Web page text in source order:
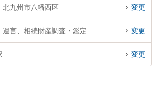
事務所の山下 拓也弁護士、おばら総合法律事務所の堀
談したい』『相続財産調査・鑑定のトラブル解決の実
検索したい』『初回相談無料で相続財産調査・鑑定を
八幡西区内の弁護士に相談予約したい』などでお困り
北九州市八幡西区 変更
遺言、相続財産調査・鑑定 変更
変更